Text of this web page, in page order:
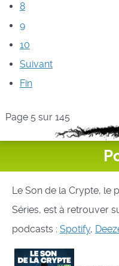
8
9
10
Suivant
Fin
Page 5 sur 145
Le Son de la Crypte, le
Séries, est à retrouver
podcasts : Spotify,